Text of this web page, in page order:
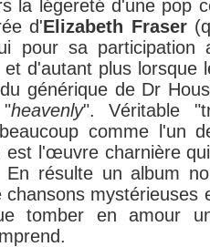
la légereté d'une pop
d'Elizabeth Fraser
pour sa
d'autant plus lorsque
générique de Dr
heavenly". Véritable
comme l'un
est l'œuvre charnière
En résulte un album
chansons mystérieuses
tomber en amour